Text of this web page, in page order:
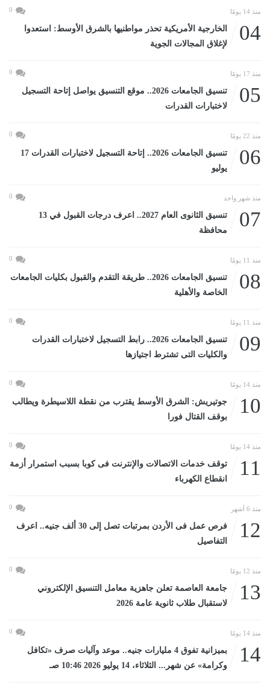
منذ 14 يومًا 0
04
الخارجية الأمريكية تحذر مواطنيها بالشرق الأوسط: استعدوا
لإغلاق المجالات الجوية
منذ 17 يومًا 0
05
تنسيق الجامعات 2026.. موقع التنسيق يواصل إتاحة التسجيل
لاختبارات القدرات
منذ 22 يومًا 0
06
تنسيق الجامعات 2026.. إتاحة التسجيل لاختبارات القدرات 17
يوليو
منذ شهر واحد 0
07
تنسيق الثانوى العام 2027.. اعرف درجات القبول في 13
محافظة
منذ 11 يومًا 0
08
تنسيق الجامعات 2026.. طريقة التقدم والقبول بكليات الجامعات
الخاصة والأهلية
منذ 11 يومًا 0
09
تنسيق الجامعات 2026.. رابط التسجيل لاختبارات القدرات
والكليات التى تشترط اجتيازها
منذ 14 يومًا 0
10
جوتيريش: الشرق الأوسط يقترب من نقطة اللاسيطرة ويطالب
بوقف القتال فورا
منذ 14 يومًا 0
11
توقف خدمات الاتصالات والإنترنت فى كوبا بسبب استمرار أزمة
انقطاع الكهرباء
منذ 6 أشهر 0
12
فرص عمل فى الأردن بمرتبات تصل إلى 30 ألف جنيه.. اعرف
التفاصيل
منذ 12 يومًا 0
13
جامعة العاصمة تعلن جاهزية معامل التنسيق الإلكتروني
لاستقبال طلاب ثانوية عامة 2026
منذ 14 يومًا 0
14
بميزانية تفوق 4 مليارات جنيه.. موعد وآليات صرف «تكافل
وكرامة» عن شهر... الثلاثاء، 14 يوليو 2026 10:46 صـ